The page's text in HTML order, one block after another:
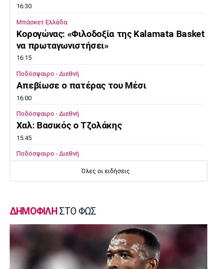
16:30
Μπάσκετ Ελλάδα
Κορογώνας: «Φιλοδοξία της Kalamata Basket
να πρωταγωνιστήσει»
16:15
Ποδόσφαιρο - Διεθνή
Απεβίωσε ο πατέρας του Μέσι
16:00
Ποδόσφαιρο - Διεθνή
Χαλ: Βασικός ο Τζολάκης
15:45
Ποδόσφαιρο - Διεθνή
Κι επίσημα στην Άρσεναλ ο Μπρούνο
Παίκτης της ΑΕΛ ο Ρισβάνης
15:15
Εθνικές Μπάσκετ
Δεύτερη ήττα της Εθνικής Παίδων στο
Όλες οι ειδήσεις
ΔΗΜΟΦΙΛΗ ΣΤΟ ΦΩΣ